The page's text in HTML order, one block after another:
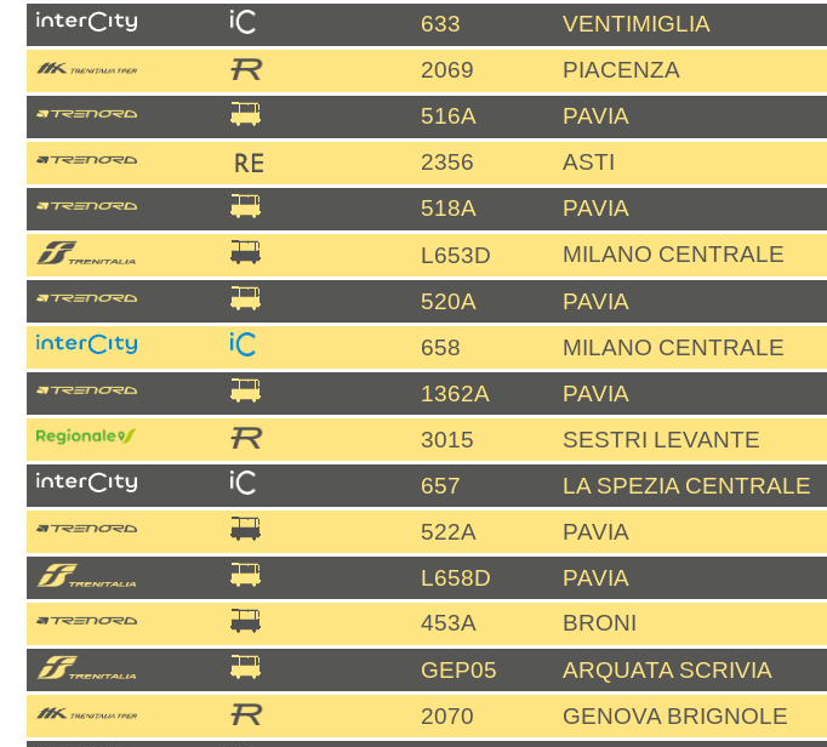
633
VENTIMIGLIA
2069
PIACENZA
516A
PAVIA
2356
ASTI
518A
PAVIA
L653D
MILANO CENTRALE
520A
PAVIA
658
MILANO CENTRALE
1362A
PAVIA
3015
SESTRI LEVANTE
657
LA SPEZIA CENTRALE
522A
PAVIA
L658D
PAVIA
453A
BRONI
GEP05
ARQUATA SCRIVIA
2070
GENOVA BRIGNOLE